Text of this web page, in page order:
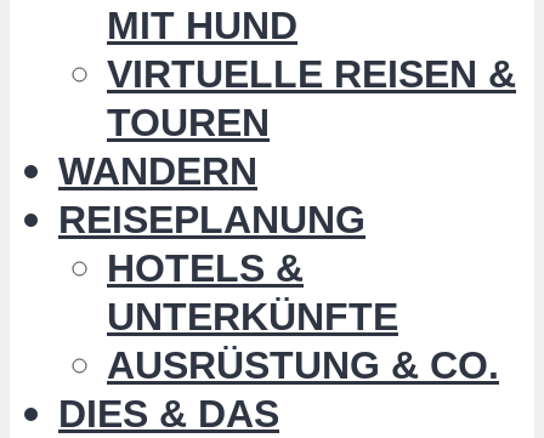
MIT HUND
VIRTUELLE REISEN &
TOUREN
WANDERN
REISEPLANUNG
HOTELS &
UNTERKÜNFTE
AUSRÜSTUNG & CO.
DIES & DAS